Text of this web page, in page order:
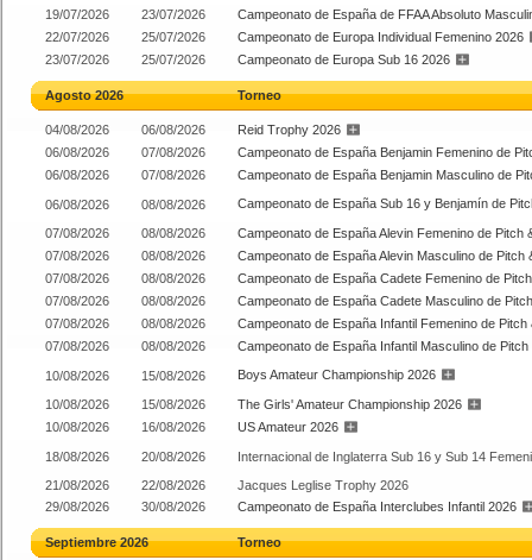
19/07/2026
23/07/2026
Campeonato de España de FFAA Absoluto
22/07/2026
25/07/2026
Campeonato de Europa Individual Femenino 2026
23/07/2026
25/07/2026 Campeonato de Europa Sub 16 2026
Agosto 2026 Torneo
04/08/2026 06/08/2026
Reid Trophy 2026
06/08/2026
07/08/2026
Campeonato de España Benjamin Femenino de
06/08/2026
07/08/2026 Campeonato de España Benjamin Masculino de
06/08/2026 08/08/2026 Campeonato de España Sub 16 y Benjamín de
07/08/2026 08/08/2026
Campeonato de España Alevin Femenino de Pitch
07/08/2026
08/08/2026
Campeonato de España Alevin Masculino de Pitch
07/08/2026
08/08/2026
Campeonato de España Cadete Femenino de
07/08/2026
08/08/2026
Campeonato de España Cadete Masculino de
07/08/2026
08/08/2026
Campeonato de España Infantil Femenino de Pitch
07/08/2026
08/08/2026 Campeonato de España Infantil Masculino de Pitch
10/08/2026 15/08/2026 Boys Amateur Championship 2026
10/08/2026 15/08/2026
The Girls' Amateur Championship 2026
10/08/2026
16/08/2026 US Amateur 2026
18/08/2026 20/08/2026
Internacional de Inglaterra Sub 16 y Sub 14
21/08/2026
22/08/2026
Jacques Leglise Trophy 2026
29/08/2026
30/08/2026 Campeonato de España Interclubes Infantil 2026
Septiembre 2026 Torneo